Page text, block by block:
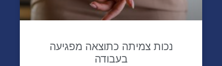
נכות צמיתה כתוצאה מפגיעה
בעבודה